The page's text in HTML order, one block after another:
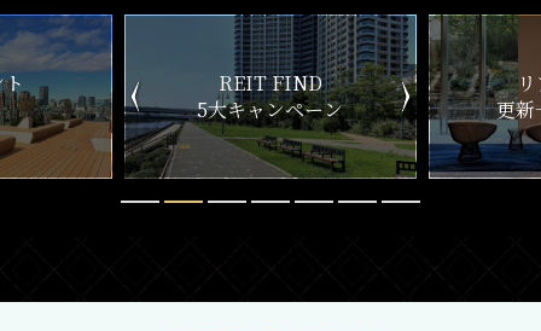
ン
リアルタイム
更新一覧チェック
新